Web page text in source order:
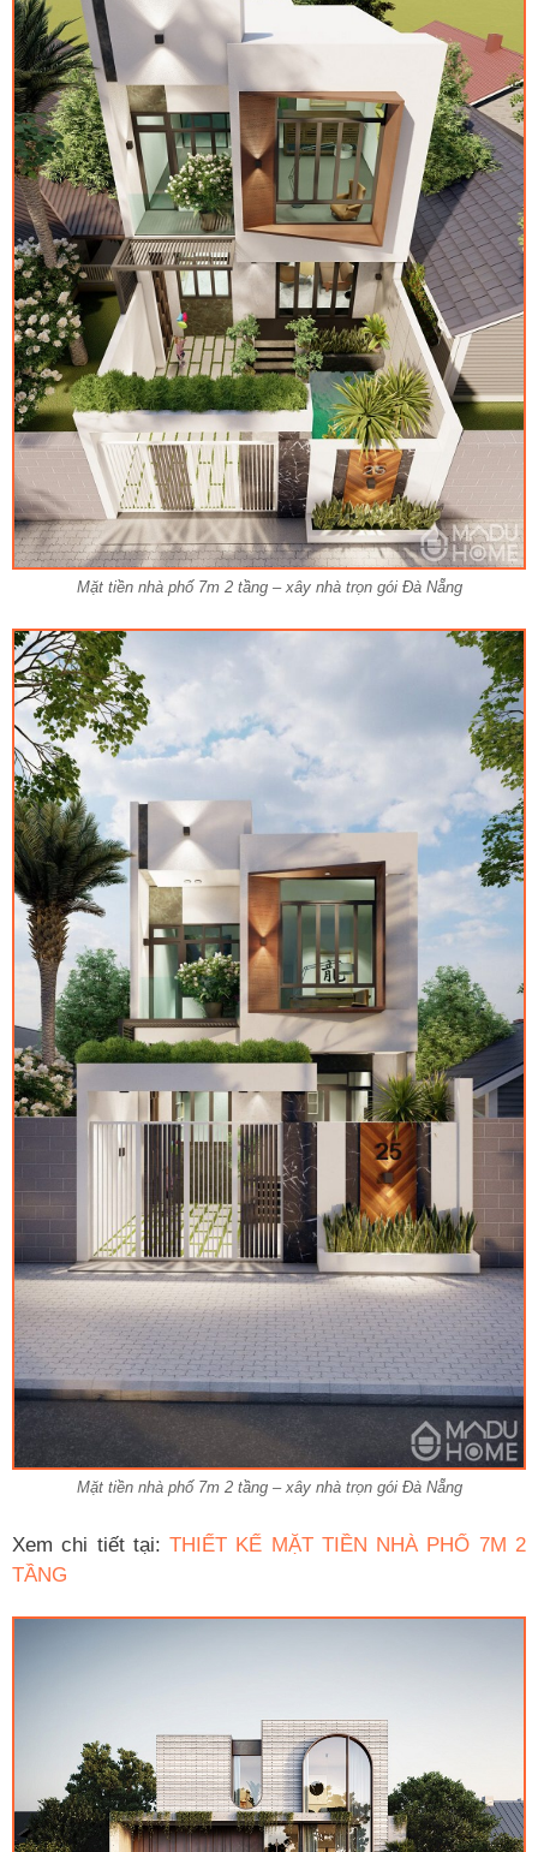
Mặt tiền nhà phố 7m 2 tầng – xây nhà trọn gói Đà Nẵng
Mặt tiền nhà phố 7m 2 tầng – xây nhà trọn gói Đà Nẵng
Xem chi tiết tại:THIẾT KẾ MẶT TIỀN NHÀ PHỐ 7M 2
TẦNG